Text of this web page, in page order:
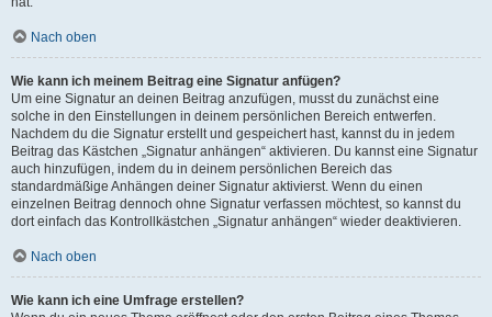
Nach oben
Wie kann ich meinem Beitrag eine Signatur anfügen?
Um eine Signatur an deinen Beitrag anzufügen, musst du zunächst eine
solche in den Einstellungen in deinem persönlichen Bereich entwerfen.
Nachdem du die Signatur erstellt und gespeichert hast, kannst du in jedem
Beitrag das Kästchen „Signatur anhängen“ aktivieren. Du kannst eine Signatur
auch hinzufügen, indem du in deinem persönlichen Bereich das
standardmäßige Anhängen deiner Signatur aktivierst. Wenn du einen
einzelnen Beitrag dennoch ohne Signatur verfassen möchtest, so kannst du
dort einfach das Kontrollkästchen „Signatur anhängen“ wieder deaktivieren.
Nach oben
Wie kann ich eine Umfrage erstellen?